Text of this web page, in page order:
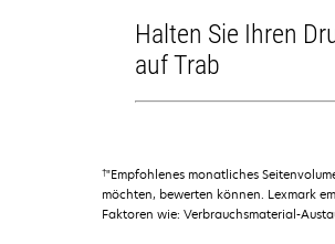
Halten Sie Ihren
auf Trab
†"Empfohlenes monatliches
möchten, bewerten können. Lexmark
Faktoren wie: Verbrauchsmaterial-